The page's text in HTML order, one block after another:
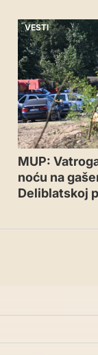
VESTI
MUP:
noću na
Deliblatskoj